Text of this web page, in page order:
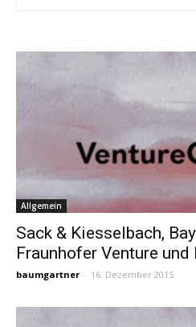
Allgemein
Sack & Kiesselbach,
Fraunhofer Venture
baumgartner - 16. Dezember 2015